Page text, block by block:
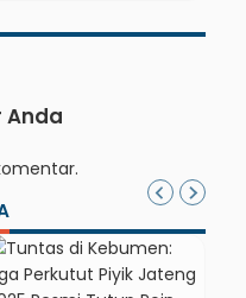
Anda